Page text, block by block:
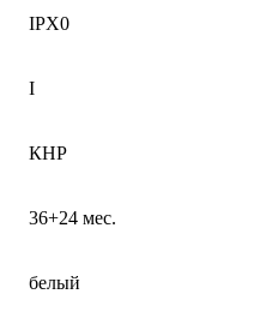
IPX0
I
КНР
36+24 мес.
белый